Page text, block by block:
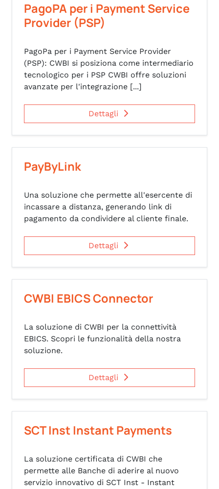
PagoPA per i Payment Service
Provider (PSP)
PagoPa per i Payment Service Provider
(PSP): CWBI si posiziona come intermediario
tecnologico per i PSP CWBI offre soluzioni
avanzate per l'integrazione [...]
Dettagli
PayByLink
Una soluzione che permette all'esercente di
incassare a distanza, generando link di
pagamento da condividere al cliente finale.
Dettagli
CWBI EBICS Connector
La soluzione di CWBI per la connettività
EBICS. Scopri le funzionalità della nostra
soluzione.
Dettagli
SCT Inst Instant Payments
La soluzione certificata di CWBI che
permette alle Banche di aderire al nuovo
servizio innovativo di SCT Inst - Instant